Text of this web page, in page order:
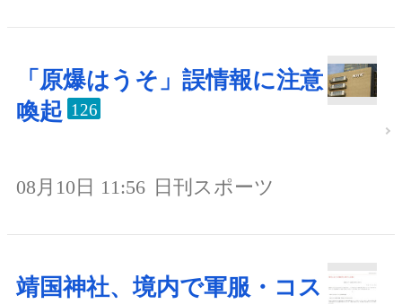
「原爆はうそ」誤情報に注意
喚起 126
08月10日 11:56 日刊スポーツ
靖国神社、境内で軍服・コス